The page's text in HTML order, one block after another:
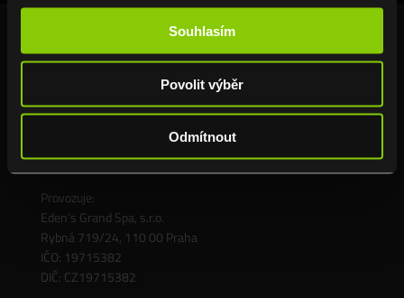
Souhlasím
Povolit výběr
Odmítnout
Eden’s Garden Grandior Spa
Na Poříčí 1052/42, Praha 1
Provozuje:
Eden’s Grand Spa, s.r.o.
Rybná 719/24, 110 00 Praha
IČO: 19715382
DIČ: CZ19715382